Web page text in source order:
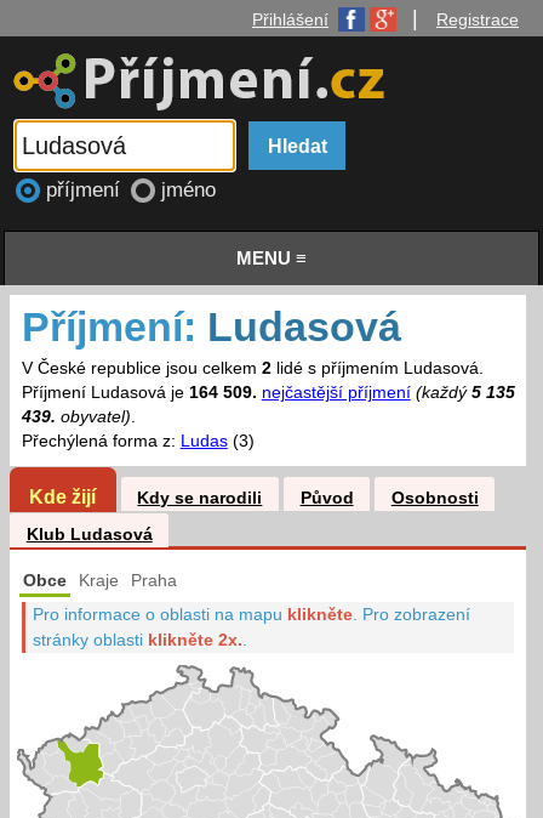
Přihlášení Registrace
příjmení jméno
MENU ≡
Příjmení: Ludasová
V České republice jsou celkem 2lidé s příjmením Ludasová.
Příjmení Ludasová je 164 509. nejčastější příjmení (každý 5 135
439. obyvatel).
Přechýlená forma z: Ludas(3)
Kde žijí Kdy se narodili Původ
Osobnosti
Klub Ludasová
Obce Kraje Praha
Pro informace o oblasti na mapu klikněte Pro zobrazení
stránky oblasti klikněte 2x.